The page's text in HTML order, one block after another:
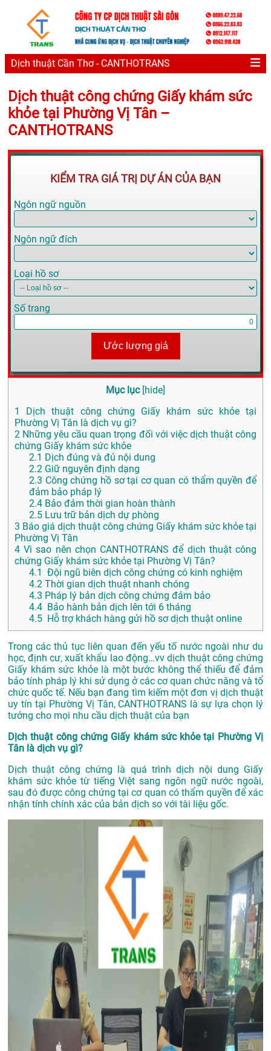
Dịch thuật Cần Thơ - CANTHOTRANS
Dịch thuật công chứng Giấy khám sức
khỏe tại Phường Vị Tân –
CANTHOTRANS
KIỂM TRA GIÁ TRỊ DỰ ÁN CỦA BẠN
Ngôn ngữ nguồn
Ngôn ngữ đích
Loại hồ sơ
Số trang
Ước lượng giá
Mục lục [hide]
1
Dịch thuật công chứng Giấy khám sức khỏe tại
Phường Vị Tân là dịch vụ gì?
2 Những yêu cầu quan trọng đối với việc dịch thuật công
chứng Giấy khám sức khỏe
2.1 Dịch đúng và đủ nội dung
2.2 Giữ nguyên định dạng
2.3 Công chứng hồ sơ tại cơ quan có thẩm quyền để
đảm bảo pháp lý
2.4 Bảo đảm thời gian hoàn thành
2.5 Lưu trữ bản dịch dự phòng
3 Báo giá dịch thuật công chứng Giấy khám sức khỏe tại
Phường Vị Tân
4 Vì sao nên chọn CANTHOTRANS để dịch thuật công
chứng Giấy khám sức khỏe tại Phường Vị Tân?
4.1
Đội ngũ biên dịch công chứng có kinh nghiệm
4.2 Thời gian dịch thuật nhanh chóng
4.3 Pháp lý bản dịch công chứng đảm bảo
4.4 Bảo hành bản dịch lên tới 6 tháng
4.5 Hỗ trợ khách hàng gửi hồ sơ dịch thuật online
Trong các thủ tục liên quan đến yếu tố nước ngoài như du
học, định cư, xuất khẩu lao động…vv dịch thuật công chứng
Giấy khám sức khỏe là một bước không thể thiếu để đảm
bảo tính pháp lý khi sử dụng ở các cơ quan chức năng và tổ
chức quốc tế. Nếu bạn đang tìm kiếm một đơn vị dịch thuật
uy tín tại Phường Vị Tân, CANTHOTRANS là sự lựa chọn lý
tưởng cho mọi nhu cầu dịch thuật của bạn
Dịch thuật công chứng Giấy khám sức khỏe tại Phường Vị
Tân là dịch vụ gì?
Dịch thuật công chứng là quá trình dịch nội dung Giấy
khám sức khỏe từ tiếng Việt sang ngôn ngữ nước ngoài,
sau đó được công chứng tại cơ quan có thẩm quyền để xác
nhận tính chính xác của bản dịch so với tài liệu gốc.